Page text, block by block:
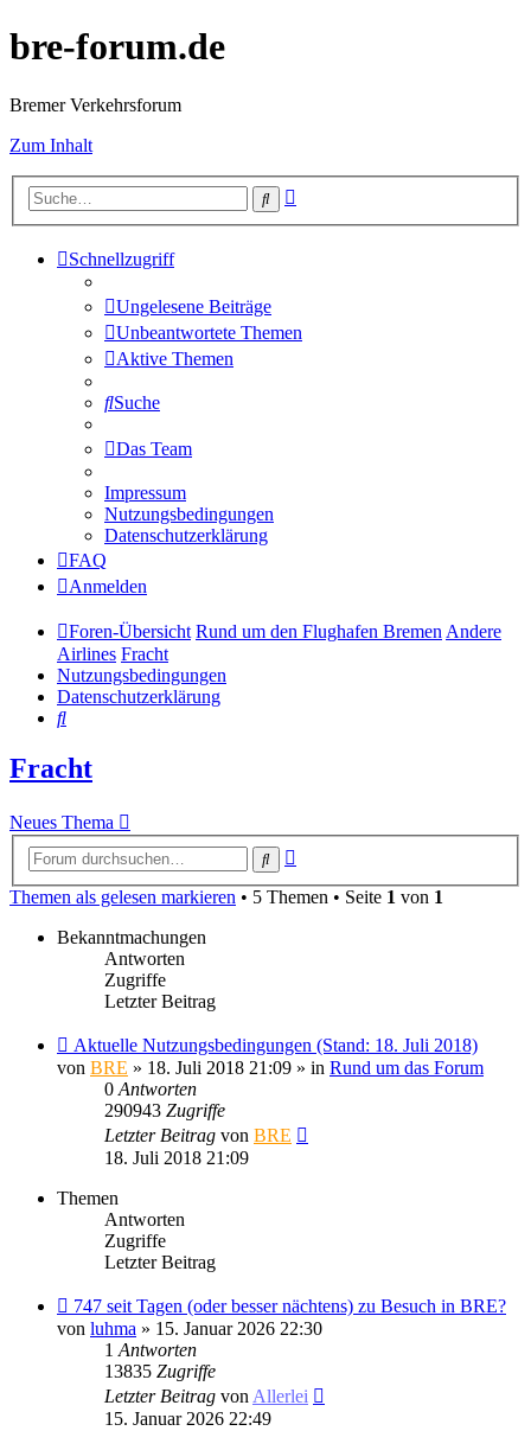
bre-forum.de
Bremer Verkehrsforum
Zum Inhalt
Suche
Schnellzugriff
Ungelesene Beiträge
Unbeantwortete Themen
Aktive Themen
Suche
Das Team
Impressum
Nutzungsbedingungen
Datenschutzerklärung
FAQ
Anmelden
Foren-Übersicht Rund um den Flughafen BremenAndere
Airlines Fracht
Nutzungsbedingungen
Datenschutzerklärung
Suche
Fracht
Neues Thema
Suche
Themen als gelesen markieren • 5 Themen • Seite 1 von 1
Bekanntmachungen
Antworten
Zugriffe
Letzter Beitrag
Aktuelle Nutzungsbedingungen (Stand: 18. Juli 2018)
von BRE » 18. Juli 2018 21:09 » in Rund um das Forum
0 Antworten
290943 Zugriffe
Letzter Beitrag von BRE
18. Juli 2018 21:09
Themen
Antworten
Zugriffe
Letzter Beitrag
747 seit Tagen (oder besser nächtens) zu Besuch in BRE?
von luhma » 15. Januar 2026 22:30
1 Antworten
13835 Zugriffe
Letzter Beitrag von Allerlei
15. Januar 2026 22:49